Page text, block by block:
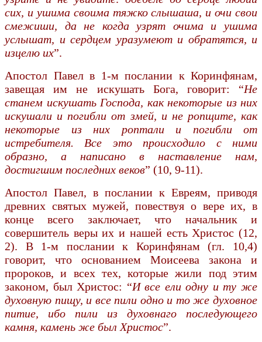
сих, и ушима своима тяжко слышаша, и очи свои
смежиши, да не когда узрят очима и ушима
услышат, и сердцем уразумеют и обратятся, и
изцелю их”.
Апостол Павел в 1-м послании к Коринфянам,
завещая им не искушать Бога, говорит: “Не
станем искушать Господа, как некоторые из них
искушали и погибли от змей, и не ропщите, как
некоторые из них роптали и погибли от
истребителя. Все это происходило с ними
образно, а написано в наставление нам,
достигшим последних веков” (10, 9-11).
Апостол Павел, в послании к Евреям, приводя
древних святых мужей, повествуя о вере их, в
конце всего заключает, что начальник и
совершитель веры их и нашей есть Христос (12,
2). В 1-м послании к Коринфянам (гл. 10,4)
говорит, что основанием Моисеева закона и
пророков, и всех тех, которые жили под этим
законом, был Христос: “И все ели одну и ту же
духовную пищу, и все пили одно и то же духовное
питие, ибо пили из духовнаго последующего
камня, камень же был Христос”.